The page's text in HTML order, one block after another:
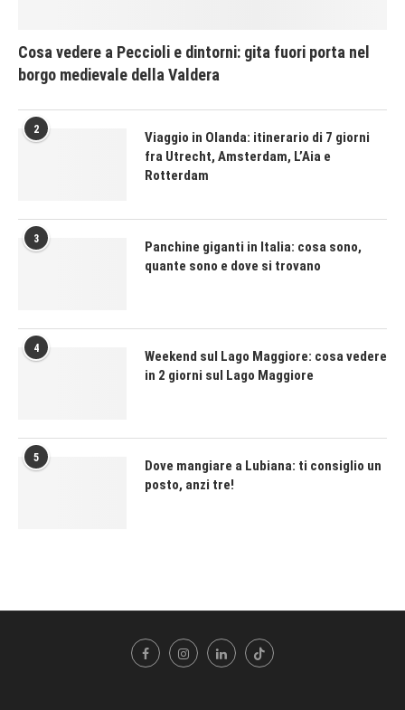
Cosa vedere a Peccioli e dintorni: gita fuori porta nel
borgo medievale della Valdera
2
Viaggio in Olanda: itinerario di 7 giorni
fra Utrecht, Amsterdam, L’Aia e
Rotterdam
3
Panchine giganti in Italia: cosa sono,
quante sono e dove si trovano
4
Weekend sul Lago Maggiore: cosa vedere
in 2 giorni sul Lago Maggiore
5
Dove mangiare a Lubiana: ti consiglio un
posto, anzi tre!